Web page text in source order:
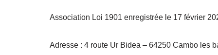
Association Loi 1901 enregistrée le 17 février
Adresse : 4 route Ur Bidea – 64250 Cambo les